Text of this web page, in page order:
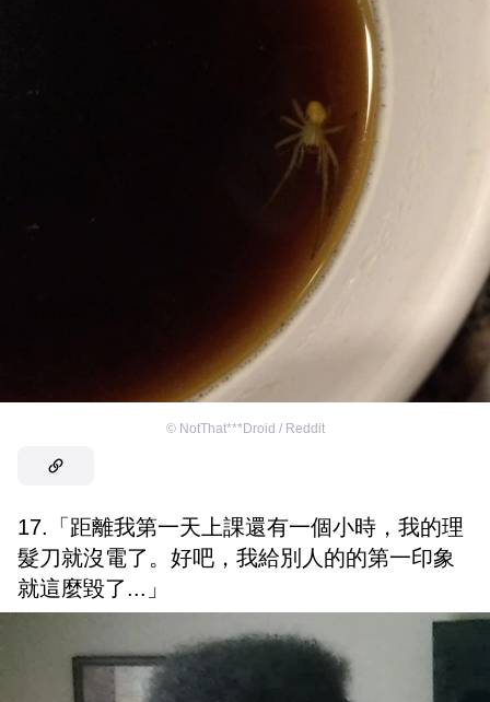
© NotThat***Droid / Reddit
17.「距離我第一天上課還有一個小時，我的理
髮刀就沒電了。好吧，我給別人的的第一印象
就這麼毀了...」